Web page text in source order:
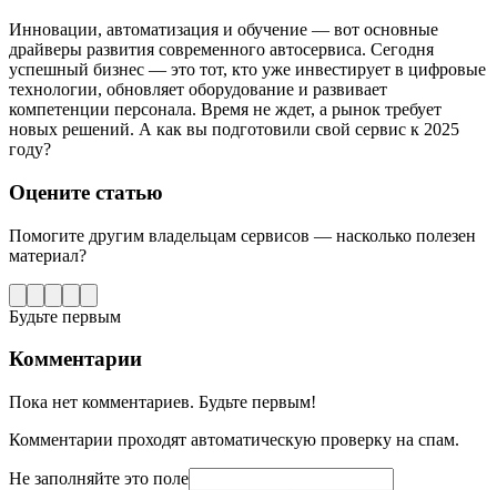
Инновации, автоматизация и обучение — вот основные
драйверы развития современного автосервиса. Сегодня
успешный бизнес — это тот, кто уже инвестирует в цифровые
технологии, обновляет оборудование и развивает
компетенции персонала. Время не ждет, а рынок требует
новых решений. А как вы подготовили свой сервис к 2025
году?
Оцените статью
Помогите другим владельцам сервисов — насколько полезен
материал?
Будьте первым
Комментарии
Пока нет комментариев. Будьте первым!
Комментарии проходят автоматическую проверку на спам.
Не заполняйте это поле